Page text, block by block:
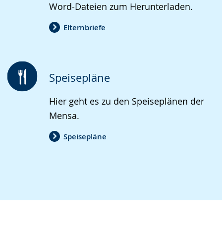
Word-Dateien zum Herunterladen.
Elternbriefe
Speisepläne
Hier geht es zu den Speiseplänen der
Mensa.
Speisepläne